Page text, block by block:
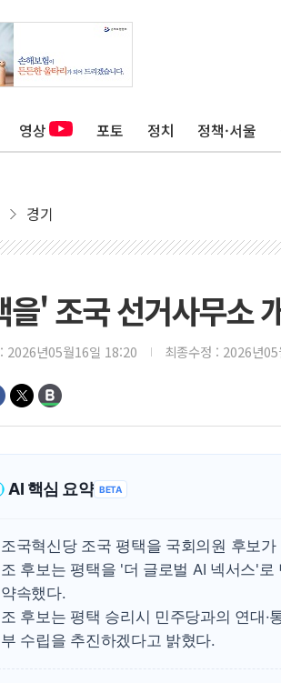
영상 포토 정치 정책·서울
경기
을' 조국 선거사무소
2026년05월16일 18:20 최종수정 : 2026년
AI 핵심 요약 BETA
조국혁신당 조국 평택을 국회의원 후보
조 후보는 평택을 '더 글로벌 AI 넥서스'로
약속했다.
조 후보는 평택 승리시 민주당과의 연대
부 수립을 추진하겠다고 밝혔다.